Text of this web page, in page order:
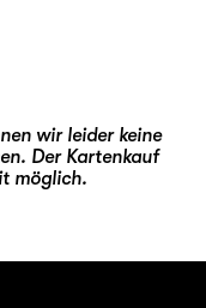
wir leider keine
Der Kartenkauf
möglich.